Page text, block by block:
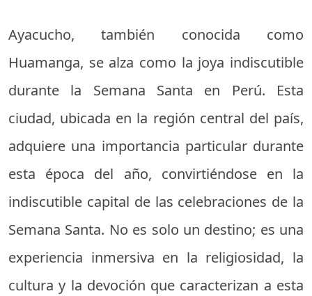
Ayacucho, también conocida como
Huamanga, se alza como la joya indiscutible
durante la Semana Santa en Perú. Esta
ciudad, ubicada en la región central del país,
adquiere una importancia particular durante
esta época del año, convirtiéndose en la
indiscutible capital de las celebraciones de la
Semana Santa. No es solo un destino; es una
experiencia inmersiva en la religiosidad, la
cultura y la devoción que caracterizan a esta